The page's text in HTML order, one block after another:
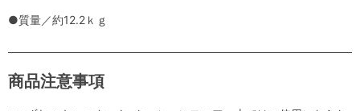
●質量／約12.2ｋｇ
商品注意事項